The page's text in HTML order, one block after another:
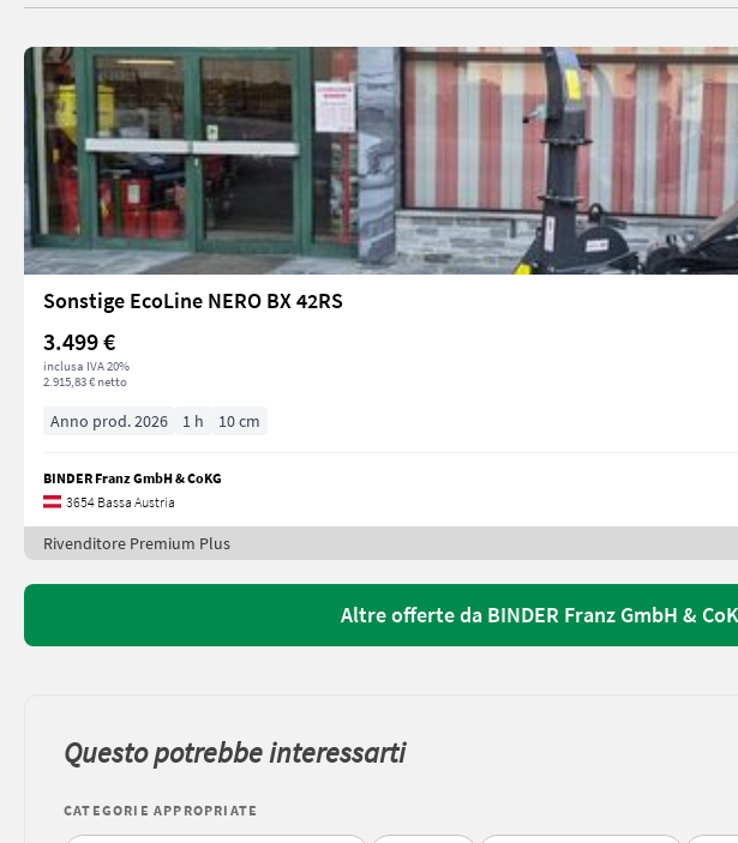
Sonstige EcoLine NERO BX 42RS
3.499 €
inclusa IVA 20%
2.915,83 € netto
Anno prod. 2026 1 h 10 cm
BINDER Franz GmbH & CoKG
3654 Bassa Austria
Rivenditore Premium Plus
Altre offerte da BINDER Franz GmbH &
Questo potrebbe interessarti
CATEGORIE APPROPRIATE